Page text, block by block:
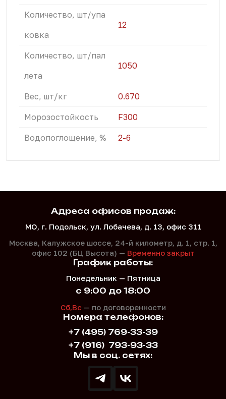
Количество, шт/упа
ковка
12
Количество, шт/пал
лета
1050
Вес, шт/кг 0.670
Морозостойкость F300
Водопоглощение, % 2-6
Адреса офисов продаж:
МО, г. Подольск, ул. Лобачева, д. 13, офис 311
Москва, Калужское шоссе, 24-й километр, д. 1, стр. 1,
офис 102 (БЦ Высота) — Временно закрыт
Номера телефонов:
+7 (495) 769-33-39
+7 (916) 793-93-33
График работы:
Понедельник — Пятница
с 9:00 до 18:00
Сб,Вс — по договоренности
Мы в соц. сетях: